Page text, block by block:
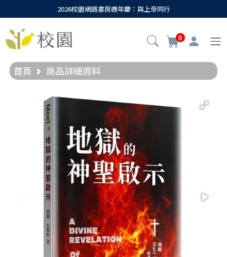
2026校園網路書房週年慶：與上帝同行
0
首頁 商品詳細資料